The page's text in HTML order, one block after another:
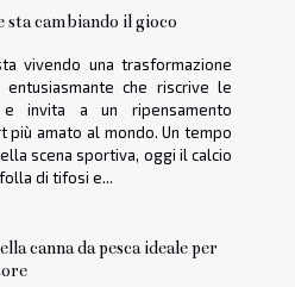
cambiando il gioco
vivendo una trasformazione
che riscrive le
invita a un ripensamento
amato al mondo. Un tempo
scena sportiva, oggi il calcio
di tifosi e...
canna da pesca ideale per